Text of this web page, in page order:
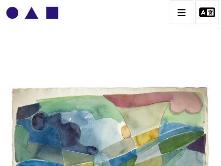
ADOLPHE DEVILLE
BIOGRAPHIE
CATALOGUE DES OEUVRES
CONTACT